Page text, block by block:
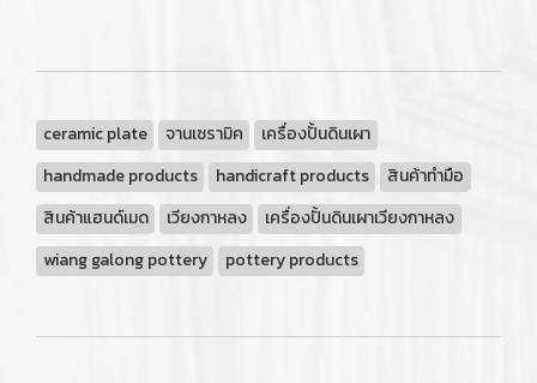
ceramic plate จานเซรามิค
เครื่องปั้นดินเผา
handmade products
handicraft products
สินค้าทำมือ
สินค้าแฮนด์เมด
เวียงกาหลง
เครื่องปั้นดินเผาเวียงกาหลง
wiang galong pottery
pottery products